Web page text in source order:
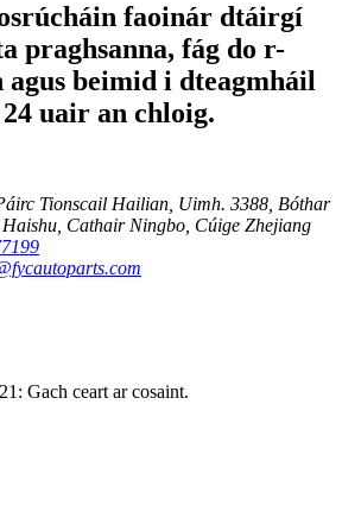
faoinár dtáirgí
praghsanna, fág do r-
agus beimid i dteagmháil
uair an chloig.
Tionscail Hailian, Uimh. 3388, Bóthar
Cathair Ningbo, Cúige Zhejiang
Gach ceart ar cosaint.